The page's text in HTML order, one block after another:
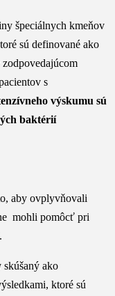
špeciálnych kmeňov
sú definované ako
s
výskumu sú
baktérií
aby ovplyvňovali
mohli pomôcť pri
ako
ktoré sú